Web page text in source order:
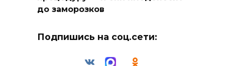
до заморозков
Подпишись на соц.сети: